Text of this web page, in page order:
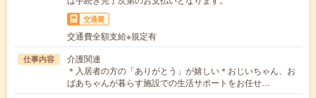
交通費
交通費全額支給※規定有
仕事内容
介護関連
＊入居者の方の「ありがとう」が嬉しい＊おじいちゃん、お
ばあちゃんが暮らす施設での生活サポートをお任せ…